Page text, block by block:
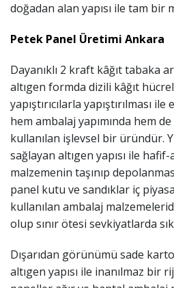
doğadan alan yapısı ile tam bir
Petek Panel Üretimi Ankara
Dayanıklı 2 kraft kâğıt tabaka
altıgen formda dizili kâğıt
yapıştırıcılarla yapıştırılması
hem ambalaj yapımında hem
kullanılan işlevsel bir üründür.
sağlayan altıgen yapısı ile
malzemenin taşınıp
panel kutu ve sandıklar iç
kullanılan ambalaj
olup sınır ötesi sevkiyatlarda
Dışarıdan görünümü sade
altıgen yapısı ile inanılmaz bir